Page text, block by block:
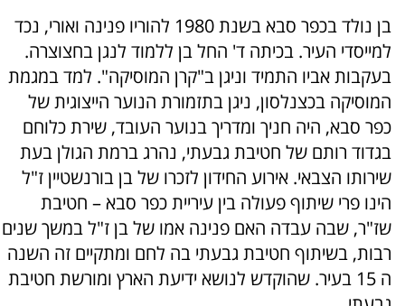
בן נולד בכפר סבא בשנת 1980 להוריו פנינה ואורי, נכד
למייסדי העיר. בכיתה ד' החל בן ללמוד לנגן בחצוצרה.
בעקבות אביו התמיד וניגן ב"קרן המוסיקה". למד במגמת
המוסיקה בכצנלסון, ניגן בתזמורת הנוער הייצוגית של
כפר סבא, היה חניך ומדריך בנוער העובד, שירת כלוחם
בגדוד רותם של חטיבת גבעתי, נהרג ברמת הגולן בעת
שירותו הצבאי. אירוע החידון לזכרו של בן בורנשטיין ז"ל
הינו פרי שיתוף פעולה בין עיריית כפר סבא – חטיבת
שז"ר, שבה עבדה האם פנינה אמו של בן ז"ל במשך שנים
רבות, בשיתוף חטיבת גבעתי בה לחם ומתקיים זה השנה
ה 15 בעיר. שהוקדש לנושא ידיעת הארץ ומורשת חטיבת